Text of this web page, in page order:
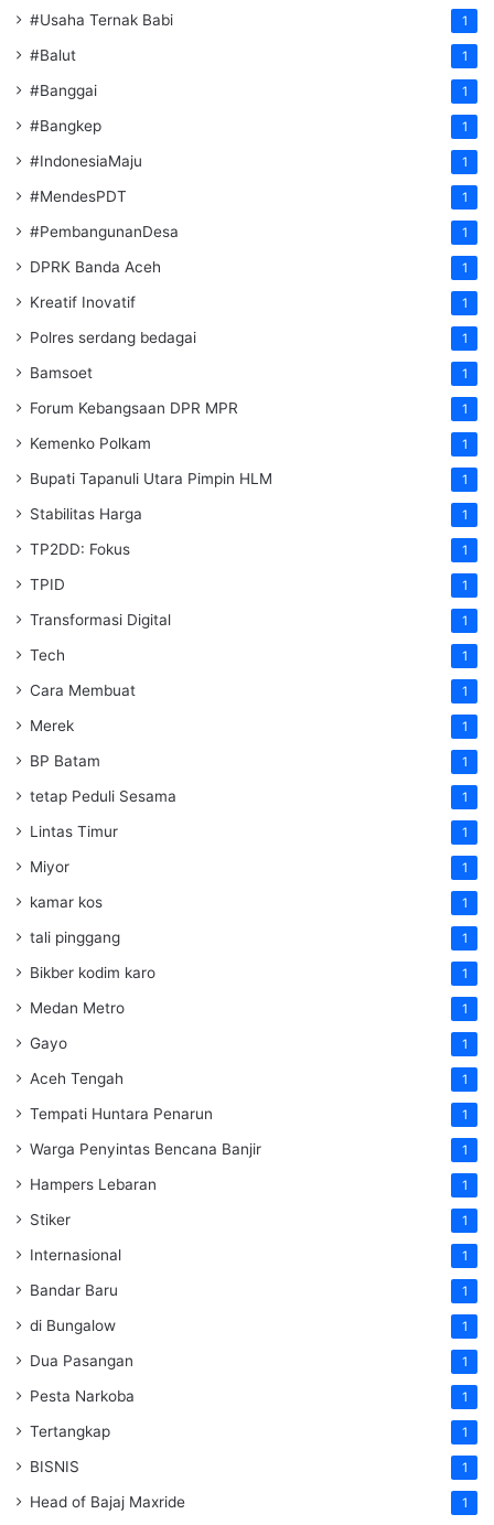
#Usaha Ternak Babi 1
#Balut 1
#Banggai 1
#Bangkep 1
#IndonesiaMaju 1
#MendesPDT 1
#PembangunanDesa 1
DPRK Banda Aceh 1
Kreatif Inovatif 1
Polres serdang bedagai 1
Bamsoet 1
Forum Kebangsaan DPR MPR 1
Kemenko Polkam 1
‎Bupati Tapanuli Utara Pimpin HLM 1
Stabilitas Harga 1
TP2DD: Fokus 1
TPID 1
Transformasi Digital 1
Tech 1
Cara Membuat 1
Merek 1
BP Batam 1
tetap Peduli Sesama 1
Lintas Timur 1
Miyor 1
kamar kos 1
tali pinggang 1
Bikber kodim karo 1
Medan Metro 1
Gayo 1
Aceh Tengah 1
Tempati Huntara Penarun 1
Warga Penyintas Bencana Banjir 1
Hampers Lebaran 1
Stiker 1
Internasional 1
Bandar Baru 1
di Bungalow 1
Dua Pasangan 1
Pesta Narkoba 1
Tertangkap 1
BISNIS 1
Head of Bajaj Maxride 1